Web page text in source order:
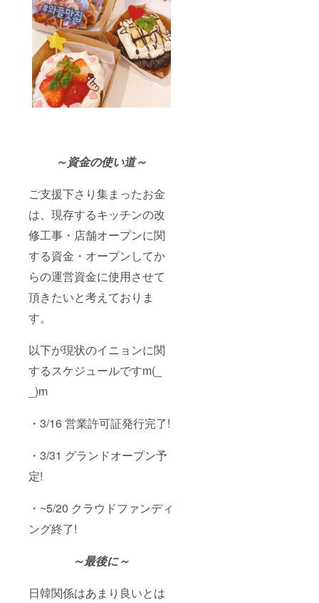
～資金の使い道～
ご支援下さり集まったお金
は、現存するキッチンの改
修工事・店舗オープンに関
する資金・オープンしてか
らの運営資金に使用させて
頂きたいと考えておりま
す。
以下が現状のイニョンに関
するスケジュールですm(_
_)m
・3/16 営業許可証発行完了!
・3/31 グランドオープン予
定!
・~5/20 クラウドファンディ
ング終了!
～最後に～
日韓関係はあまり良いとは